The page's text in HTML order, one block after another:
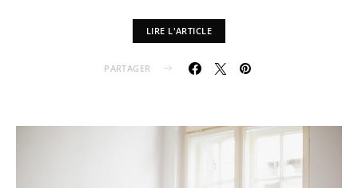
LIRE L'ARTICLE
PARTAGER